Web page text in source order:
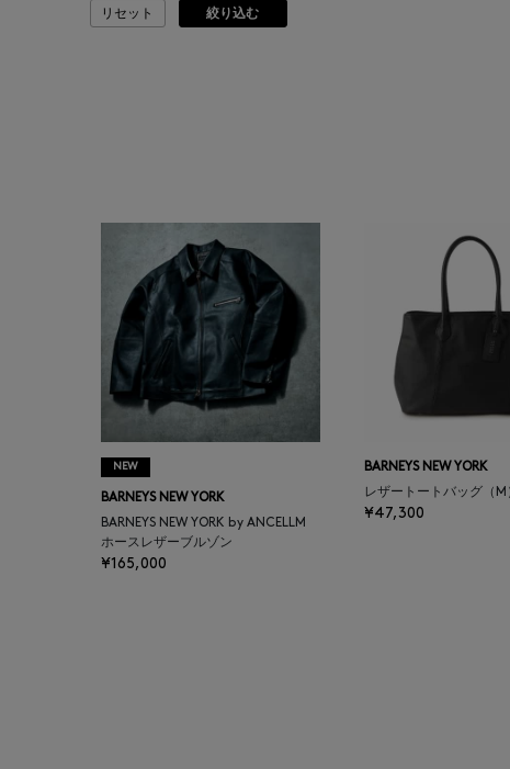
AURALEE
BALENCIAGA
BARBA
BARNEYS NEW YORK
BASERANGE
BE.ABLE
リセット 絞り込む
NEW
BARNEYS NEW YORK
BARNEYS NEW YORK by ANCELLM
ホースレザーブルゾン
¥165,000
BARNEYS NEW YORK
レザートートバッグ（M
¥47,300